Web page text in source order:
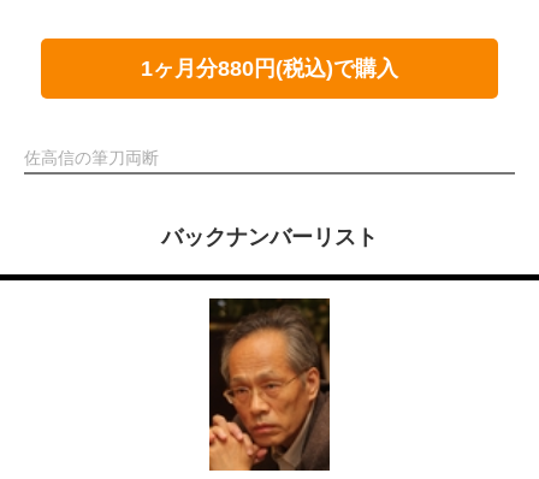
1ヶ月分880円(税込)で購入
佐高信の筆刀両断
バックナンバーリスト